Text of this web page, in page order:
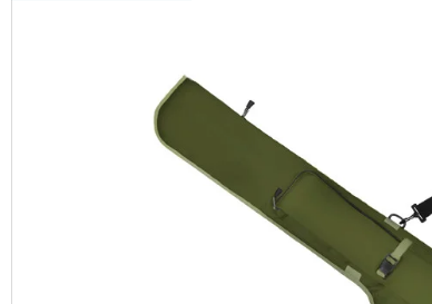
DOPORUČUJEME
FOX